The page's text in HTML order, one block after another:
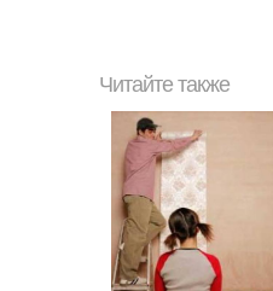
Читайте также